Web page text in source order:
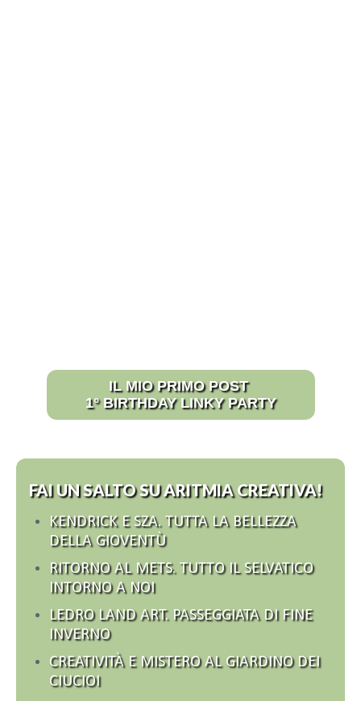
IL MIO PRIMO POST
1° BIRTHDAY LINKY PARTY
FAI UN SALTO SU ARITMIA CREATIVA!
KENDRICK E SZA. TUTTA LA BELLEZZA
DELLA GIOVENTÙ
RITORNO AL METS. TUTTO IL SELVATICO
INTORNO A NOI
LEDRO LAND ART. PASSEGGIATA DI FINE
INVERNO
CREATIVITÀ E MISTERO AL GIARDINO DEI
CIUCIOI